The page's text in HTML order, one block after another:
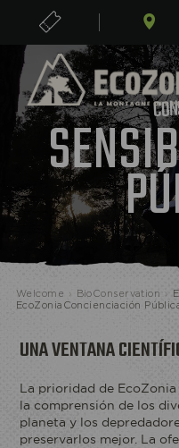
ES
ENTRADAS
CON
Welcome › BioConservation ›
EcoZoniaConcienciación
UNA VENTANA
La prioridad de
la comprensión de los
planeta y los
preservarlos mejor. La